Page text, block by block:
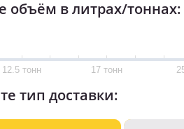
объём в литрах/тоннах:
12.5 тонн 17 тонн
тип доставки: